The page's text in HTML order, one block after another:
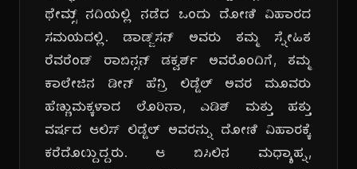
ಥೇಮ್ಸ್ ನದಿಯಲ್ಲಿ ನಡೆದ ಒಂದು ದೋಣಿ ವಿಹಾರದ
ಸಮಯದಲ್ಲಿ. ಡಾಡ್ಜ್‌ಸನ್ ಅವರು ತಮ್ಮ ಸ್ನೇಹಿತ
ರೆವರೆಂಡ್ ರಾಬಿನ್ಸನ್ ಡಕ್ವರ್ತ್ ಅವರೊಂದಿಗೆ, ತಮ್ಮ
ಕಾಲೇಜಿನ ಡೀನ್ ಹೆನ್ರಿ ಲಿಡ್ಡೆಲ್ ಅವರ ಮೂವರು
ಹೆಣ್ಣುಮಕ್ಕಳಾದ ಲೊರಿನಾ, ಎಡಿತ್ ಮತ್ತು ಹತ್ತು
ವರ್ಷದ ಆಲಿಸ್ ಲಿಡ್ಡೆಲ್ ಅವರನ್ನು ದೋಣಿ ವಿಹಾರಕ್ಕೆ
ಕರೆದೊಯ್ದಿದ್ದರು. ಆ ಬಿಸಿಲಿನ ಮಧ್ಯಾಹ್ನ,